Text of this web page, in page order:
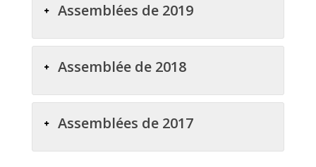
Assemblées de 2019
Assemblée de 2018
Assemblées de 2017